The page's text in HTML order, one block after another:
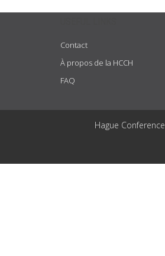
Contact
À propos de la HCCH
FAQ
Hague